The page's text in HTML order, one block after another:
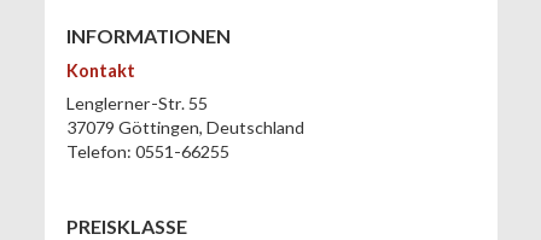
INFORMATIONEN
Kontakt
Lenglerner-Str. 55
37079 Göttingen, Deutschland
Telefon: 0551-66255
PREISKLASSE